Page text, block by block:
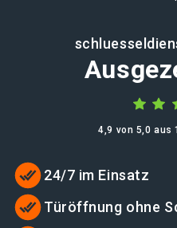
4,9 von 5,0 aus
24/7 im Einsatz
Türöffnung ohne